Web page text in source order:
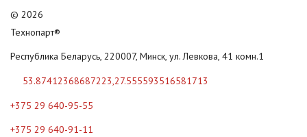
© 2026
Технопарт®
Республика Беларусь, 220007, Минск, ул. Левкова, 41 комн.1
53.87412368687223,27.555593516581713
+375 29 640-95-55
+375 29 640-91-11